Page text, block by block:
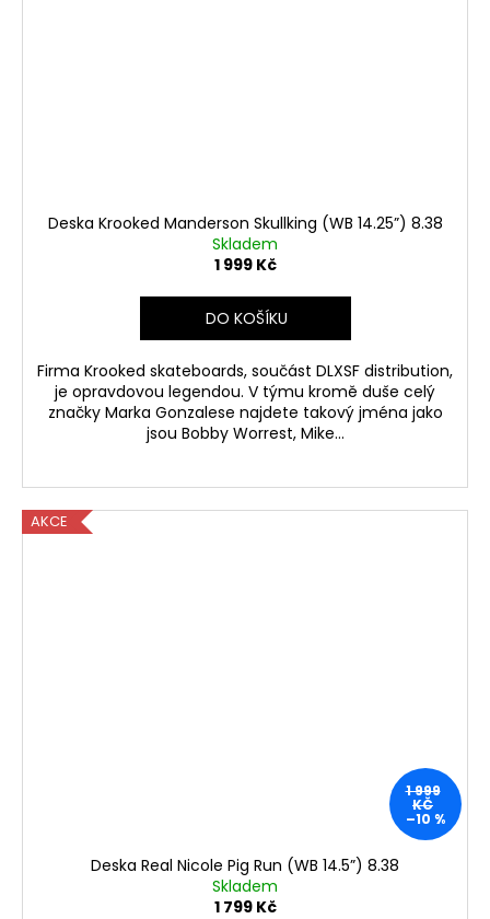
Deska Krooked Manderson Skullking (WB 14.25”) 8.38
Skladem
1 999 Kč
DO KOŠÍKU
Firma Krooked skateboards, součást DLXSF distribution,
je opravdovou legendou. V týmu kromě duše celý
značky Marka Gonzalese najdete takový jména jako
jsou Bobby Worrest, Mike...
AKCE
1 999
KČ
–10 %
Deska Real Nicole Pig Run (WB 14.5”) 8.38
Skladem
1 799 Kč